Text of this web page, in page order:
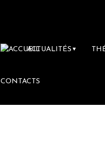
ACTUALITÉS ▼
CONTACTS